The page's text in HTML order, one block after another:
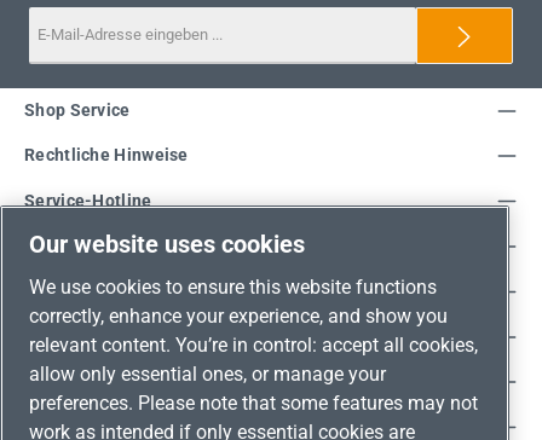
Service-Hotline
Shop Service
Rechtliche Hinweise
Unsere Vorteile
Versandarten
Zahlungsarten
Adresse
Umweltschutz & Partnerschaft
Our website uses cookies
We use cookies to ensure this website functions
correctly, enhance your experience, and show you
relevant content. You’re in control: accept all cookies,
allow only essential ones, or manage your
preferences. Please note that some features may not
work as intended if only essential cookies are